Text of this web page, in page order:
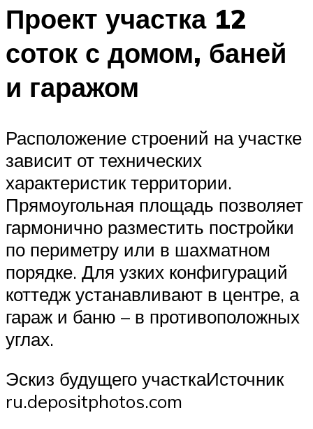
Проект участка 12
соток с домом, баней
и гаражом
Расположение строений на участке
зависит от технических
характеристик территории.
Прямоугольная площадь позволяет
гармонично разместить постройки
по периметру или в шахматном
порядке. Для узких конфигураций
коттедж устанавливают в центре, а
гараж и баню – в противоположных
углах.
Эскиз будущего участкаИсточник
ru.depositphotos.com